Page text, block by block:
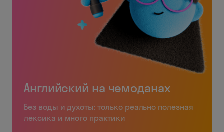
Английский на чемоданах
Без воды и духоты: только реально полезная
лексика и много практики